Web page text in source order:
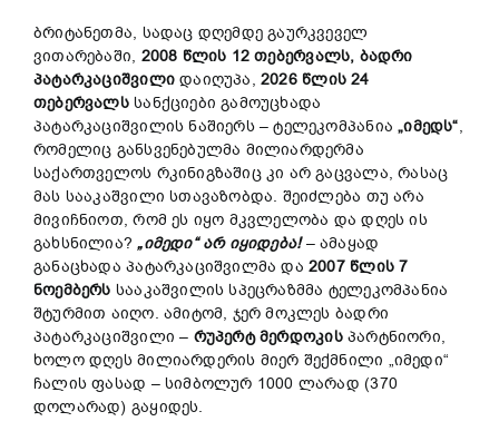
ბრიტანეთმა, სადაც დღემდე გაურკვეველ
ვითარებაში, 2008 წლის 12 თებერვალს, ბადრი
პატარკაციშვილიდაიღუპა,2026 წლის 24
თებერვალსსანქციები გამოუცხადა
პატარკაციშვილის ნაშიერს – ტელეკომპანია„იმედს“,
რომელიც განსვენებულმა მილიარდერმა
საქართველოს რკინიგზაშიც კი არ გაცვალა, რასაც
მას სააკაშვილი სთავაზობდა. შეიძლება თუ არა
მივიჩნიოთ, რომ ეს იყო მკვლელობა და დღეს ის
გახსნილია?„იმედი“ არ იყიდება!– ამაყად
განაცხადა პატარკაციშვილმა და2007 წლის 7
ნოემბერს სააკაშვილის სპეცრაზმმა ტელეკომპანია
შტურმით აიღო. ამიტომ, ჯერ მოკლეს ბადრი
პატარკაციშვილი – რუპერტ მერდოკისპარტნიორი,
ხოლო დღეს მილიარდერის მიერ შექმნილი „იმედი“
ჩალის ფასად – სიმბოლურ 1000 ლარად (370
დოლარად) გაყიდეს.